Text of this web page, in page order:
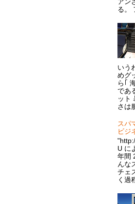
アン
る。
いう
めグ
ら｢
であ
ット
さは
スパ
ビジ
U に
年間
んな
チェ
く過